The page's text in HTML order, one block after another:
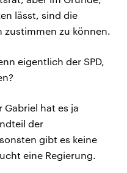
lässt, sind die
zustimmen zu können.
eigentlich der SPD,
Gabriel hat es ja
der
gibt es keine
eine Regierung.